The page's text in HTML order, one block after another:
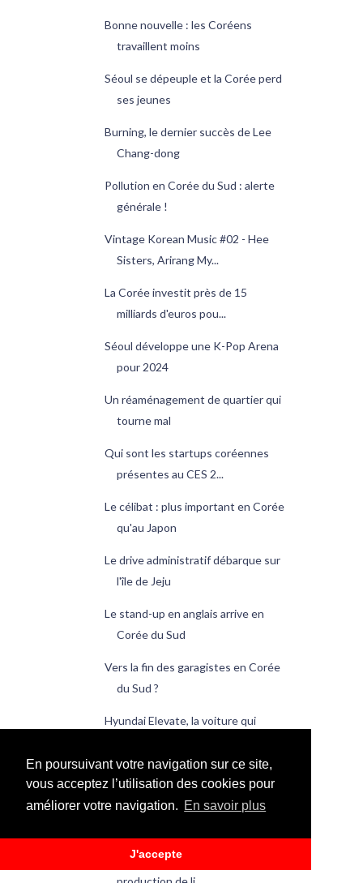
En poursuivant votre navigation sur ce site,
vous acceptez l’utilisation des cookies pour
améliorer votre navigation. En savoir plus
J'accepte
Bonne nouvelle : les Coréens
travaillent moins
Séoul se dépeuple et la Corée perd
ses jeunes
Burning, le dernier succès de Lee
Chang-dong
Pollution en Corée du Sud : alerte
générale !
Vintage Korean Music #02 - Hee
Sisters, Arirang My...
La Corée investit près de 15
milliards d'euros pou...
Séoul développe une K-Pop Arena
pour 2024
Un réaménagement de quartier qui
tourne mal
Qui sont les startups coréennes
présentes au CES 2...
Le célibat : plus important en Corée
qu'au Japon
Le drive administratif débarque sur
l'île de Jeju
Le stand-up en anglais arrive en
Corée du Sud
Vers la fin des garagistes en Corée
du Sud ?
Hyundai Elevate, la voiture qui
Kim Jong-un de passage en Chine.
Posco investit lourdement dans la